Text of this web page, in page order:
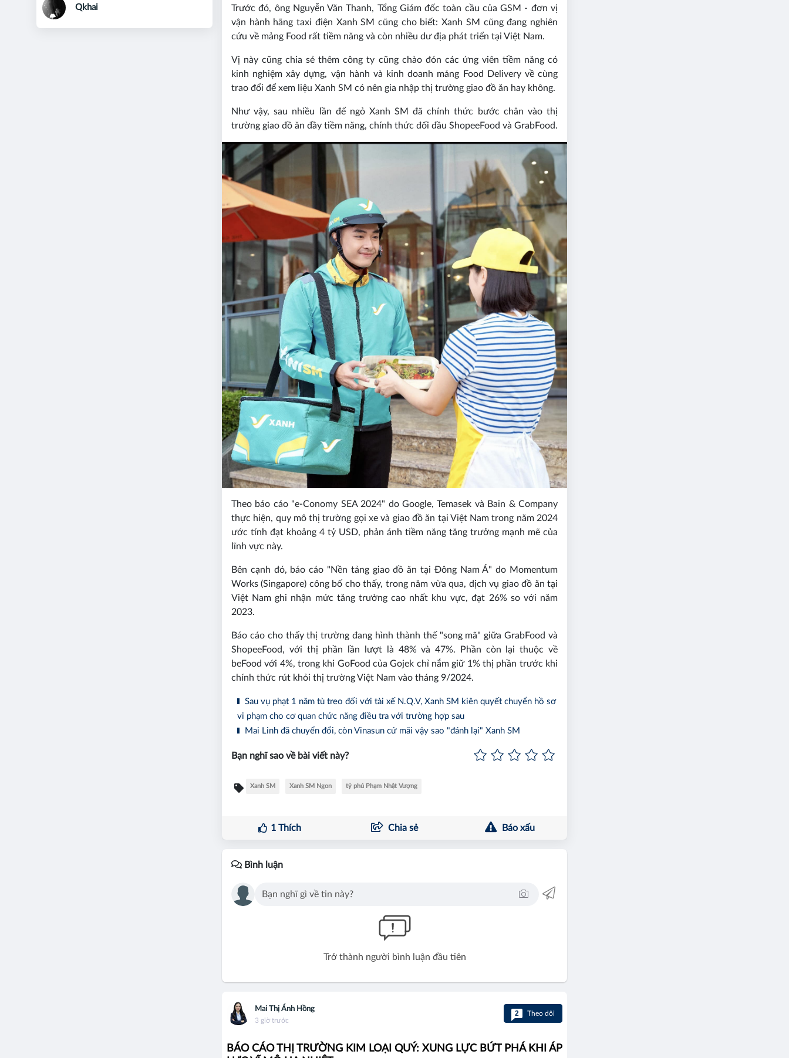
Trước đó, ông Nguyễn Văn Thanh, Tổng Giám đốc toàn cầu của GSM - đơn vị
vận hành hãng taxi điện Xanh SM cũng cho biết: Xanh SM cũng đang nghiên
cứu về mảng Food rất tiềm năng và còn nhiều dư địa phát triển tại Việt Nam.
Vị này cũng chia sẻ thêm công ty cũng chào đón các ứng viên tiềm năng có
kinh nghiệm xây dựng, vận hành và kinh doanh mảng Food Delivery về cùng
trao đổi để xem liệu Xanh SM có nên gia nhập thị trường giao đồ ăn hay không.
Như vậy, sau nhiều lần để ngỏ Xanh SM đã chính thức bước chân vào thị
trường giao đồ ăn đầy tiềm năng, chính thức đối đầu ShopeeFood và GrabFood.
Theo báo cáo "e-Conomy SEA 2024" do Google, Temasek và Bain & Company
thực hiện, quy mô thị trường gọi xe và giao đồ ăn tại Việt Nam trong năm 2024
ước tính đạt khoảng 4 tỷ USD, phản ánh tiềm năng tăng trưởng mạnh mẽ của
lĩnh vực này.
Bên cạnh đó, báo cáo "Nền tảng giao đồ ăn tại Đông Nam Á" do Momentum
Works (Singapore) công bố cho thấy, trong năm vừa qua, dịch vụ giao đồ ăn tại
Việt Nam ghi nhận mức tăng trưởng cao nhất khu vực, đạt 26% so với năm
2023.
Báo cáo cho thấy thị trường đang hình thành thế "song mã" giữa GrabFood và
ShopeeFood, với thị phần lần lượt là 48% và 47%. Phần còn lại thuộc về
beFood với 4%, trong khi GoFood của Gojek chỉ nắm giữ 1% thị phần trước khi
chính thức rút khỏi thị trường Việt Nam vào tháng 9/2024.
Sau vụ phạt 1 năm tù treo đối với tài xế N.Q.V, Xanh SM kiên quyết chuyển hồ sơ
vi phạm cho cơ quan chức năng điều tra với trường hợp sau
Mai Linh đã chuyển đổi, còn Vinasun cứ mãi vậy sao "đánh lại" Xanh SM
Bạn nghĩ sao về bài viết này?
Xanh SM Xanh SM Ngon tỷ phú Phạm Nhật Vượng
1Thích Chia sẻ Báo xấu
Bình luận
Trở thành người bình luận đầu tiên
Mai Thị Ánh Hồng
3 giờ trước
2 Theo dõi
BÁO CÁO THỊ TRƯỜNG KIM LOẠI QUÝ: XUNG LỰC BỨT PHÁ KHI ÁP
Qkhai